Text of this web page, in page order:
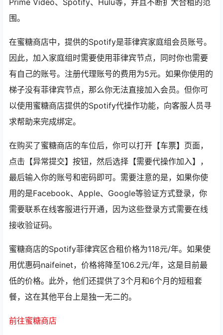
围。
在蜜糖商店中，提供的Spotify是菲律宾家庭组会员账号。
因此，加入家庭组时需要使用菲律宾节点，同时你也需要
有自己的账号。注册代理账号的费用为5元。如果你使用的
梯子没有菲律宾节点，那么你无法直接加入会员。但你可
以使用蜜糖商店提供的Spotify代操作功能，向客服人员寻
求帮助来完成绑定。
在购买了蜜糖商店的车位后，你可以打开【车票】页面，
点击【异常提交】按钮，然后选择【需要代操作加入】，
最后输入你的账号和密码即可。需要注意的是，如果你使
用的是Facebook、Apple、Google等验证方式登录，你
需要联系在线客服进行开通，因为这些登录方式需要在线
接收验证码。
蜜糖商店的Spotify菲律宾区合租价格为118元/年。如果使
用优惠码naifeinet，价格将降至106.2元/年，这是目前最
低的价格。此外，他们还提供了3个月和6个月的短租套
餐，这在其他平台上是独一无二的。
前往蜜糖商店